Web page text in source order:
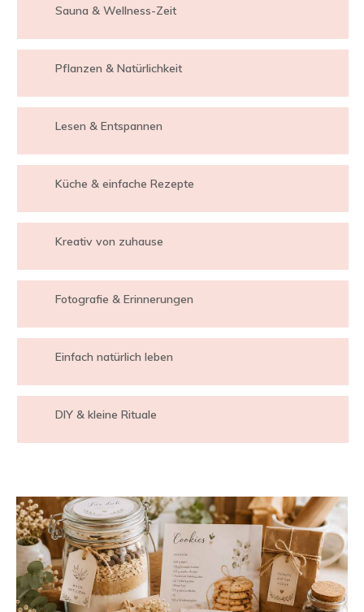
Sauna & Wellness-Zeit
Pflanzen & Natürlichkeit
Lesen & Entspannen
Küche & einfache Rezepte
Kreativ von zuhause
Fotografie & Erinnerungen
Einfach natürlich leben
DIY & kleine Rituale